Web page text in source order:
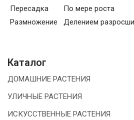
Пересадка
По мере роста
Размножение
Делением
Каталог
ДОМАШНИЕ РАСТЕНИЯ
УЛИЧНЫЕ РАСТЕНИЯ
ИСКУССТВЕННЫЕ РАСТЕНИЯ